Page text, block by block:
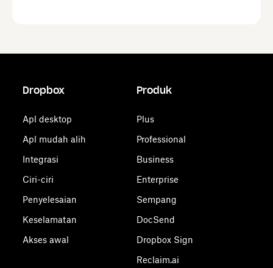
Dropbox
Apl desktop
Apl mudah alih
Integrasi
Ciri-ciri
Penyelesaian
Keselamatan
Akses awal
Produk
Plus
Professional
Business
Enterprise
Sempang
DocSend
Dropbox Sign
Reclaim.ai